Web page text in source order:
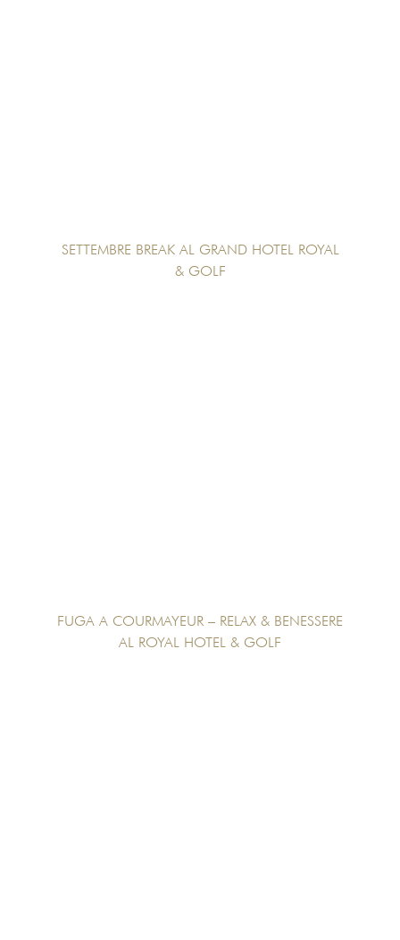
SETTEMBRE BREAK AL GRAND HOTEL ROYAL
& GOLF
FUGA A COURMAYEUR – RELAX & BENESSERE
AL ROYAL HOTEL & GOLF